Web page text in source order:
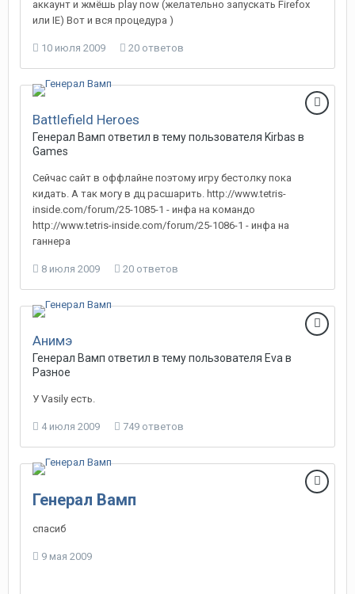
аккаунт и жмёшь play now (желательно запускать Firefox
или IE) Вот и вся процедура )
10 июля 2009 20 ответов
Battlefield Heroes
Генерал Вамп ответил в тему пользователя Kirbas в
Games
Сейчас сайт в оффлайне поэтому игру бестолку пока
кидать. А так могу в дц расшарить. http://www.tetris-
inside.com/forum/25-1085-1 - инфа на командо
http://www.tetris-inside.com/forum/25-1086-1 - инфа на
ганнера
8 июля 2009 20 ответов
Анимэ
Генерал Вамп ответил в тему пользователя Eva в
Разное
У Vasily есть.
4 июля 2009 749 ответов
Генерал Вамп
спасиб
9 мая 2009